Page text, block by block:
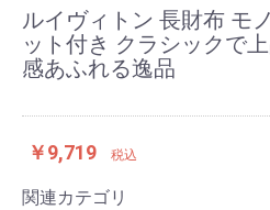
ルイヴィトン 長財布 モ
ット付き クラシックで
感あふれる逸品
￥9,719 税込
関連カテゴリ